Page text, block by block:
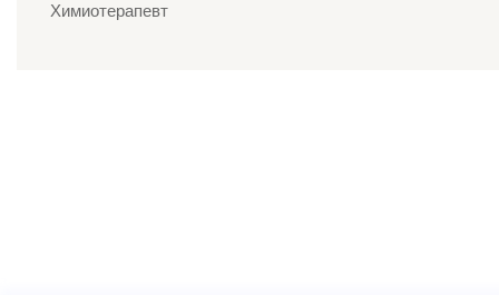
Химиотерапевт